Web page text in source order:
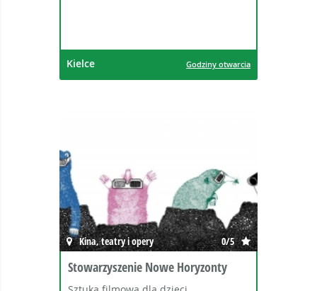
Kielce Godziny otwarcia
Kina, teatry i opery 0/5
Stowarzyszenie Nowe Horyzonty